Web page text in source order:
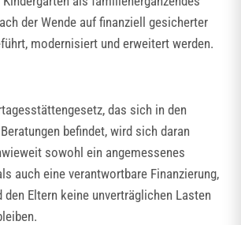
der Wende auf finanziell gesicherter
modernisiert und erweitert werden.
das sich in den
befindet, wird sich daran
sowohl ein angemessenes
auch eine verantwortbare Finanzierung,
den Eltern keine unverträglichen Lasten